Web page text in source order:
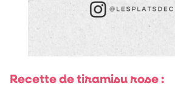
Recette de tiramisu rose :